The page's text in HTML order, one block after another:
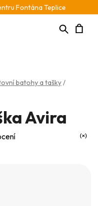
Fontána Teplice
Hledat
batohy a tašky/
Avira